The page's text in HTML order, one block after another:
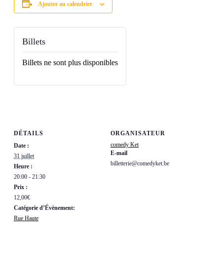
Ajouter au calendrier
DÉTAILS
Date :
31 juillet
Heure :
20:00 - 21:30
Prix :
12,00€
Catégorie d’Évènement:
Rue Haute
ORGANISATEUR
comedy Ket
E-mail
billetterie@comedyket.be
Billets
Billets ne sont plus disponibles